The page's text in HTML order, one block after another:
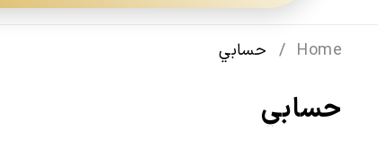
حسابي
Home
/ حسابي